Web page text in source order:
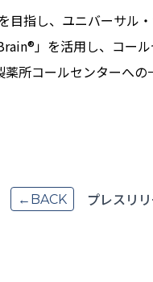
目指し、ユニバーサル
」を活用し、コー
所コールセンターへ
←BACK プレスリ